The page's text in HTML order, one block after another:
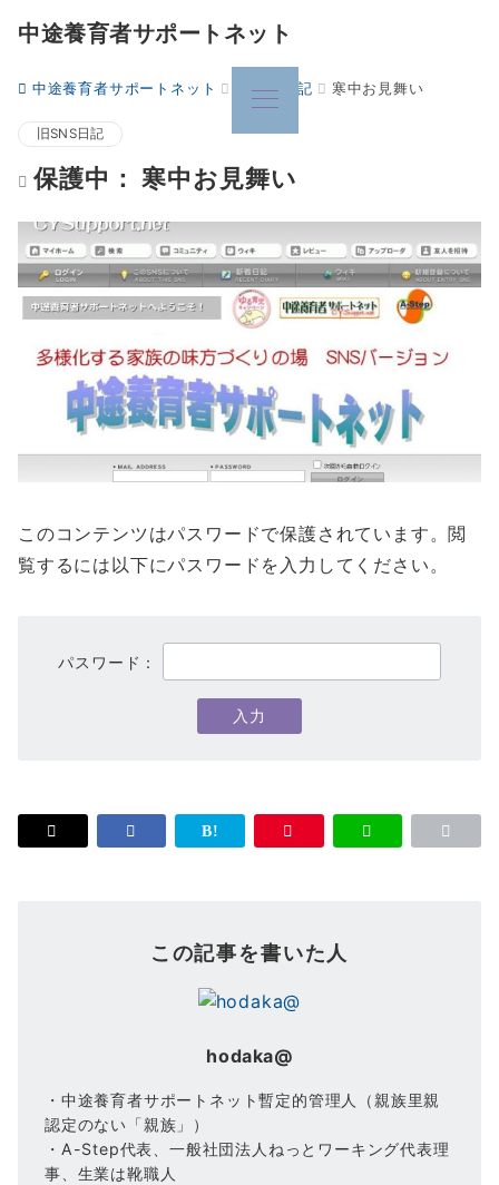
中途養育者サポートネット
中途養育者サポートネット 旧SNS日記 寒中お見舞い
旧SNS日記
保護中： 寒中お見舞い
このコンテンツはパスワードで保護されています。閲
覧するには以下にパスワードを入力してください。
パスワード：
この記事を書いた人
hodaka@
・中途養育者サポートネット暫定的管理人（親族里親
認定のない「親族」）
・A-Step代表、一般社団法人ねっとワーキング代表理
事、生業は靴職人